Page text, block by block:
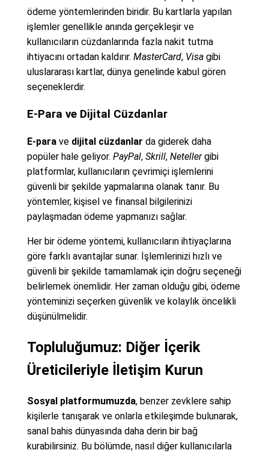
ödeme yöntemlerinden biridir. Bu kartlarla yapılan
işlemler genellikle anında gerçekleşir ve
kullanıcıların cüzdanlarında fazla nakit tutma
ihtiyacını ortadan kaldırır. MasterCard, Visagibi
uluslararası kartlar, dünya genelinde kabul gören
seçeneklerdir.
E-Para ve Dijital Cüzdanlar
E-parave dijital cüzdanlar da giderek daha
popüler hale geliyor. PayPal, Skrill, Netellergibi
platformlar, kullanıcıların çevrimiçi işlemlerini
güvenli bir şekilde yapmalarına olanak tanır. Bu
yöntemler, kişisel ve finansal bilgilerinizi
paylaşmadan ödeme yapmanızı sağlar.
Her bir ödeme yöntemi, kullanıcıların ihtiyaçlarına
göre farklı avantajlar sunar. İşlemlerinizi hızlı ve
güvenli bir şekilde tamamlamak için doğru seçeneği
belirlemek önemlidir. Her zaman olduğu gibi, ödeme
yönteminizi seçerken güvenlik ve kolaylık öncelikli
düşünülmelidir.
Topluluğumuz: Diğer İçerik
Üreticileriyle İletişim Kurun
Sosyal platformumuzda, benzer zevklere sahip
kişilerle tanışarak ve onlarla etkileşimde bulunarak,
sanal bahis dünyasında daha derin bir bağ
kurabilirsiniz. Bu bölümde, nasıl diğer kullanıcılarla